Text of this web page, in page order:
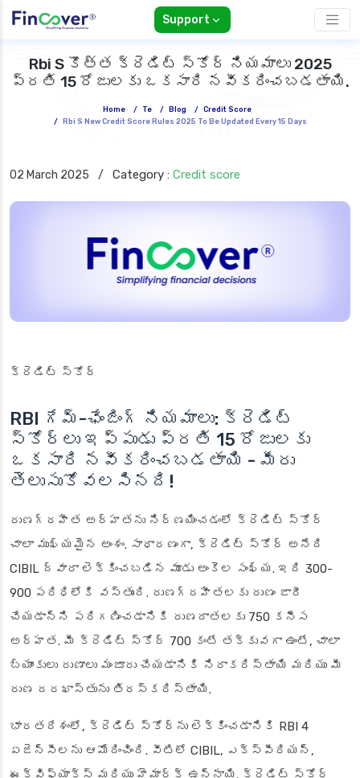
Support
Rbi S కొత్త క్రెడిట్ స్కోర్ నియమాలు 2025
ప్రతి 15 రోజులకు ఒకసారి నవీకరించబడతాయి.
Home / Te / Blog / Credit Score
/
Rbi S New Credit Score Rules 2025 To Be Updated Every 15 Days
02 March 2025 / Category : Credit score
క్రెడిట్ స్కోర్
RBI గేమ్-ఛేంజింగ్ నియమాలు: క్రెడిట్
స్కోర్లు ఇప్పుడు ప్రతి 15 రోజులకు
ఒకసారి నవీకరించబడతాయి - మీరు
తెలుసుకోవలసినది!
రుణగ్రహీత అర్హతను నిర్ణయించడంలో క్రెడిట్ స్కోర్
చాలా ముఖ్యమైన అంశం. సాధారణంగా, క్రెడిట్ స్కోర్ అనేది
CIBIL ద్వారా లెక్కించబడిన మూడు అంకెల సంఖ్య. ఇది 300-
900 పరిధిలోకి వస్తుంది. రుణగ్రహీతలకు రుణం జారీ
చేయడాన్ని పరిగణించడానికి రుణదాతలకు 750 కనీస
అర్హత. మీ క్రెడిట్ స్కోర్ 700 కంటే తక్కువగా ఉంటే, చాలా
బ్యాంకులు రుణాలు మంజూరు చేయడానికి నిరాకరిస్తాయి మరియు మీ
రుణ దరఖాస్తును తిరస్కరిస్తాయి.
భారతదేశంలో, క్రెడిట్ స్కోర్‌ను లెక్కించడానికి RBI 4
ఏజెన్సీలను ఆమోదించింది. వీటిలో CIBIL, ఎక్స్‌పీరియన్,
ఈక్విఫ్యాక్స్ మరియు హైమార్క్ ఉన్నాయి. క్రెడిట్ స్కోర్